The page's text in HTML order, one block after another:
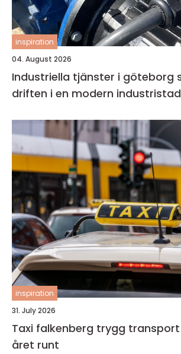
inspiration
04. August 2026
Industriella tjänster i göteborg så säkras
driften i en modern industristad
inspiration
31. July 2026
Taxi falkenberg trygg transport längs kusten
året runt